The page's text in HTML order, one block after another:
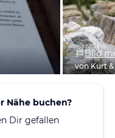
Bild
von Kurt
Nähe buchen?
Dir gefallen